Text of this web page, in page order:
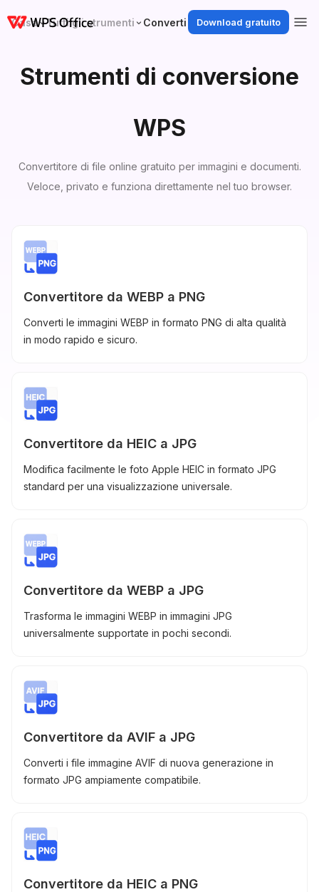
Download gratuito
Casa Tutti gli strumenti Converti strumenti
Strumenti di conversione
WPS
Convertitore di file online gratuito per immagini e documenti.
Veloce, privato e funziona direttamente nel tuo browser.
Convertitore da WEBP a PNG
Converti le immagini WEBP in formato PNG di alta qualità
in modo rapido e sicuro.
Convertitore da HEIC a JPG
Modifica facilmente le foto Apple HEIC in formato JPG
standard per una visualizzazione universale.
Convertitore da WEBP a JPG
Trasforma le immagini WEBP in immagini JPG
universalmente supportate in pochi secondi.
Convertitore da AVIF a JPG
Converti i file immagine AVIF di nuova generazione in
formato JPG ampiamente compatibile.
Convertitore da HEIC a PNG